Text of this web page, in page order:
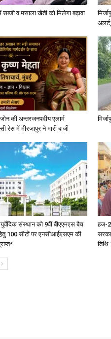
सब्जी व मसाला खेती को मिलेगा बढ़ावा
जोन की अन्तरजनपदीय एलार्म
रेस में मीरजापुर ने मारी बाजी
संस्थान को 9वीं बीएएमएस बैच
100 सीटों पर एनसीआईएसएम की
हज-